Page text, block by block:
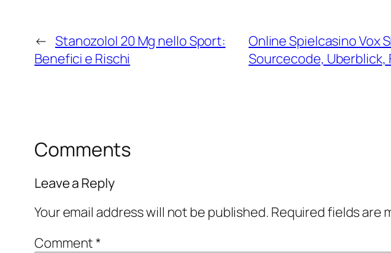
← Stanozolol 20 Mg nello Sport:
Benefici e Rischi
Online Spielcasino Vox
Sourcecode, Uberblick,
Comments
Leave a Reply
Your email address will not be published. Required fields are
Comment*